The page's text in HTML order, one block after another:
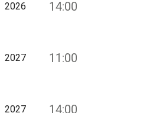
2026 14:00
2027 11:00
2027 14:00